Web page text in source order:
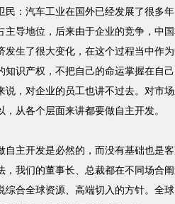
：汽车工业在国外已经发展了很多年
主导地位，后来由于企业的竞争，中
发生了很大变化，在这个过程当中作
知识产权，不把自己的命运掌握在自
说，对企业的员工也讲不过去。对市
，从各个层面来讲都要做自主开发。
主开发是必然的，而没有基础也是客
，我们的董事长、总裁都在不同场合
综合全球资源、高端切入的方针。全